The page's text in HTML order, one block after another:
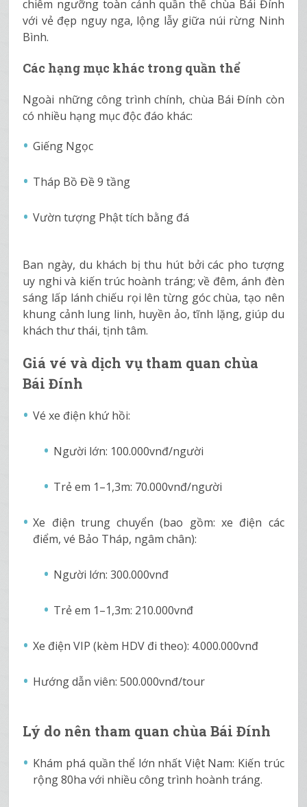
chiêm ngưỡng toàn cảnh quần thể chùa Bái Đính
với vẻ đẹp nguy nga, lộng lẫy giữa núi rừng Ninh
Bình.
Các hạng mục khác trong quần thể
Ngoài những công trình chính, chùa Bái Đính còn
có nhiều hạng mục độc đáo khác:
Giếng Ngọc
Tháp Bồ Đề 9 tầng
Vườn tượng Phật tích bằng đá
Ban ngày, du khách bị thu hút bởi các pho tượng
uy nghi và kiến trúc hoành tráng; về đêm, ánh đèn
sáng lấp lánh chiếu rọi lên từng góc chùa, tạo nên
khung cảnh lung linh, huyền ảo, tĩnh lặng, giúp du
khách thư thái, tịnh tâm.
Giá vé và dịch vụ tham quan chùa
Bái Đính
Vé xe điện khứ hồi:
Người lớn: 100.000vnđ/người
Trẻ em 1–1,3m: 70.000vnđ/người
Xe điện trung chuyển (bao gồm: xe điện các
điểm, vé Bảo Tháp, ngâm chân):
Người lớn: 300.000vnđ
Trẻ em 1–1,3m: 210.000vnđ
Xe điện VIP (kèm HDV đi theo): 4.000.000vnđ
Hướng dẫn viên: 500.000vnđ/tour
Lý do nên tham quan chùa Bái Đính
Khám phá quần thể lớn nhất Việt Nam: Kiến trúc
rộng 80ha với nhiều công trình hoành tráng.